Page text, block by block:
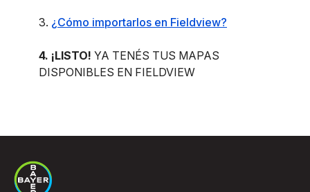
3. ¿Cómo importarlos en Fieldview?
4. ¡LISTO! YA TENÉS TUS MAPAS
DISPONIBLES EN FIELDVIEW